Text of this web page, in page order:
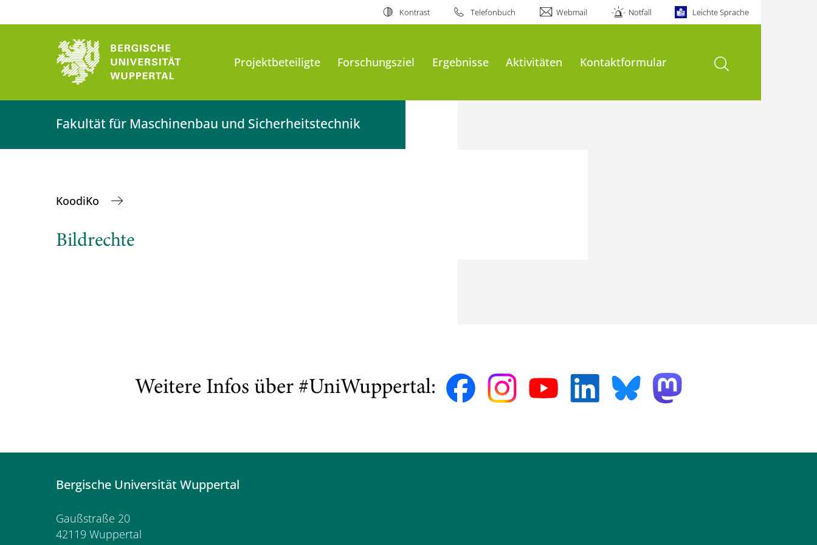
Kontrast Telefonbuch Webmail Notfall Leichte Sprache
Projektbeteiligte Forschungsziel Ergebnisse Aktivitäten Kontaktformular Suche öffnen
Fakultät für Maschinenbau und Sicherheitstechnik
KoodiKo
Bildrechte
Weitere Infos über #UniWuppertal:
Bergische Universität Wuppertal
Gaußstraße 20
42119 Wuppertal